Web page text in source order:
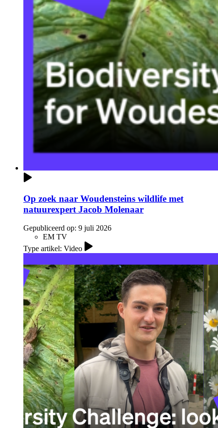
Op zoek naar Woudensteins wildlife met
natuurexpert Jacob Molenaar
Gepubliceerd op: 9 juli 2026
EM TV
Type artikel: Video